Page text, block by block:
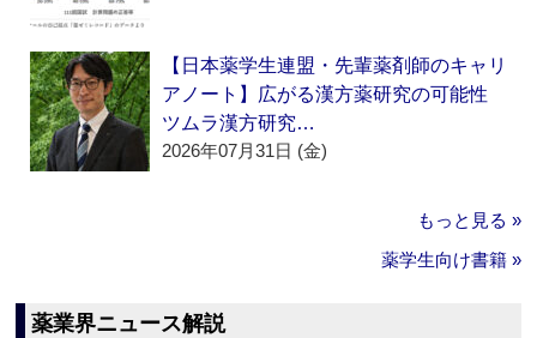
【日本薬学生連盟・先輩薬剤師のキャリ
アノート】広がる漢方薬研究の可能性
ツムラ漢方研究…
2026年07月31日 (金)
もっと見る »
薬学生向け書籍 »
薬業界ニュース解説